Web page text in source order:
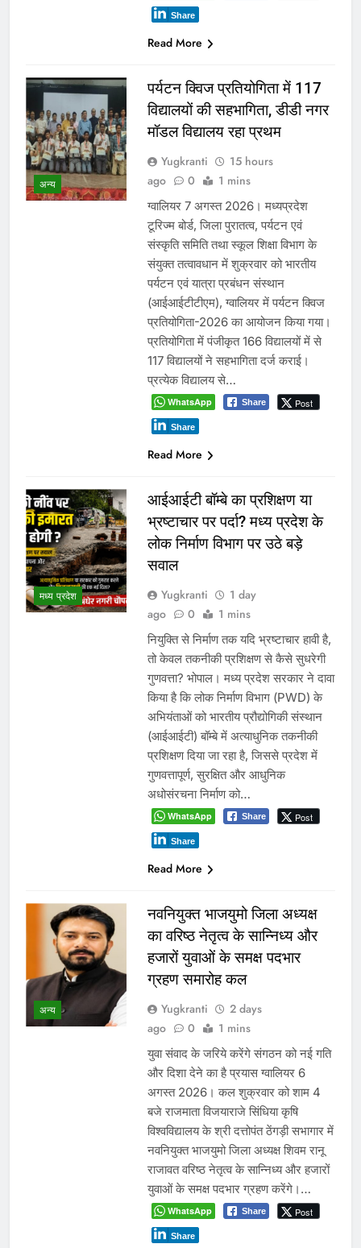
Share
Read More
अन्य
पर्यटन क्विज प्रतियोगिता में 117
विद्यालयों की सहभागिता, डीडी नगर
मॉडल विद्यालय रहा प्रथम
Yugkranti
15 hours
ago
0 1 mins
ग्वालियर 7 अगस्त 2026। मध्यप्रदेश
टूरिज्म बोर्ड, जिला पुरातत्व, पर्यटन एवं
संस्कृति समिति तथा स्कूल शिक्षा विभाग के
संयुक्त तत्वावधान में शुक्रवार को भारतीय
पर्यटन एवं यात्रा प्रबंधन संस्थान
(आईआईटीटीएम), ग्वालियर में पर्यटन क्विज
प्रतियोगिता-2026 का आयोजन किया गया।
प्रतियोगिता में पंजीकृत 166 विद्यालयों में से
117 विद्यालयों ने सहभागिता दर्ज कराई।
प्रत्येक विद्यालय से…
WhatsApp Share Post
Share
Read More
मध्य प्रदेश
आईआईटी बॉम्बे का प्रशिक्षण या
भ्रष्टाचार पर पर्दा? मध्य प्रदेश के
लोक निर्माण विभाग पर उठे बड़े
सवाल
Yugkranti
1 day
ago
0 1 mins
नियुक्ति से निर्माण तक यदि भ्रष्टाचार हावी है,
तो केवल तकनीकी प्रशिक्षण से कैसे सुधरेगी
गुणवत्ता? भोपाल। मध्य प्रदेश सरकार ने दावा
किया है कि लोक निर्माण विभाग (PWD) के
अभियंताओं को भारतीय प्रौद्योगिकी संस्थान
(आईआईटी) बॉम्बे में अत्याधुनिक तकनीकी
प्रशिक्षण दिया जा रहा है, जिससे प्रदेश में
गुणवत्तापूर्ण, सुरक्षित और आधुनिक
अधोसंरचना निर्माण को…
WhatsApp Share Post
Share
Read More
अन्य
नवनियुक्त भाजयुमो जिला अध्यक्ष
का वरिष्ठ नेतृत्व के सान्निध्य और
हजारों युवाओं के समक्ष पदभार
ग्रहण समारोह कल
Yugkranti
2 days
ago
0 1 mins
युवा संवाद के जरिये करेंगे संगठन को नई गति
और दिशा देने का है प्रयास ग्वालियर 6
अगस्त 2026। कल शुक्रवार को शाम 4
बजे राजमाता विजयाराजे सिंधिया कृषि
विश्वविद्यालय के श्री दत्तोपंत ठेंगड़ी सभागार में
नवनियुक्त भाजयुमो जिला अध्यक्ष शिवम रानू
राजावत वरिष्ठ नेतृत्व के सान्निध्य और हजारों
युवाओं के समक्ष पदभार ग्रहण करेंगे।…
WhatsApp Share Post
Share